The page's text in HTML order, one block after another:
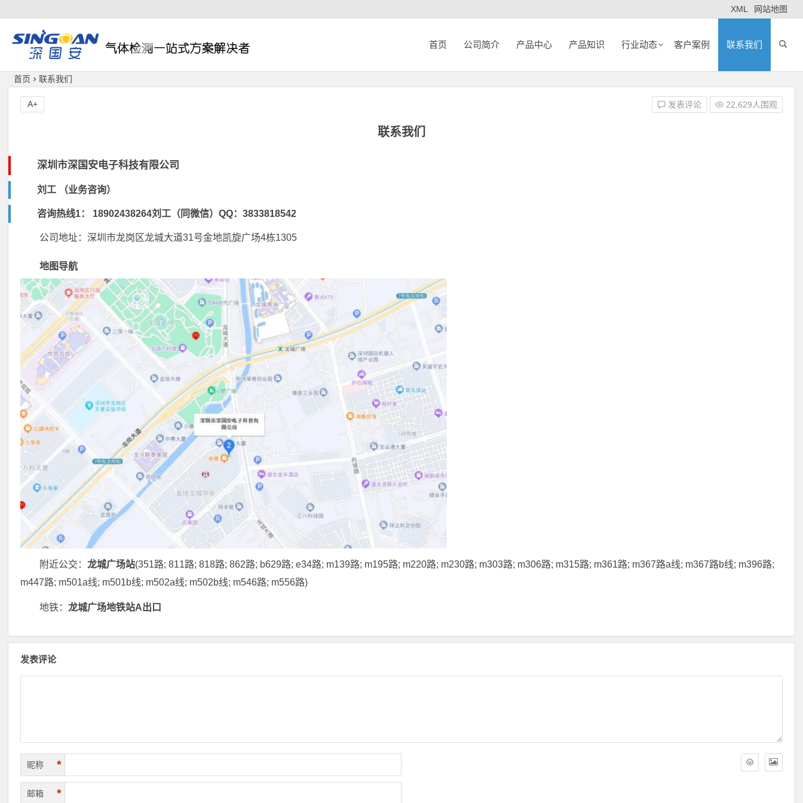
XML 网站地图
深国安
首页 公司简介 产品中心 产品知识 行业动态 客户案例 联系我们
首页 联系我们
联系我们
深圳市深国安电子科技有限公司
刘工 （业务咨询）
咨询热线1： 18902438264刘工（同微信）QQ：3833818542
公司地址：深圳市龙岗区龙城大道31号金地凯旋广场4栋1305
地图导航
附近公交：龙城广场站(351路; 811路; 818路; 862路; b629路; e34路; m139路; m195路; m220路; m230路; m303路; m306路; m315路; m361路; m367路a线; m367路b线; m396路;
m447路; m501a线; m501b线; m502a线; m502b线; m546路; m556路)
地铁：龙城广场地铁站A出口
发表评论 22,629人围观
A+
发表评论
昵称 *
邮箱 *